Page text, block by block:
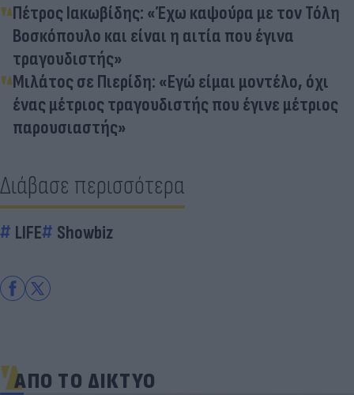
Πέτρος Ιακωβίδης: «Έχω καψούρα με τον Τόλη
Βοσκόπουλο και είναι η αιτία που έγινα
τραγουδιστής»
Μιλάτος σε Πιερίδη: «Εγώ είμαι μοντέλο, όχι
ένας μέτριος τραγουδιστής που έγινε μέτριος
παρουσιαστής»
Διάβασε περισσότερα
LIFE Showbiz
ΑΠΟ ΤΟ ΔΙΚΤΥΟ